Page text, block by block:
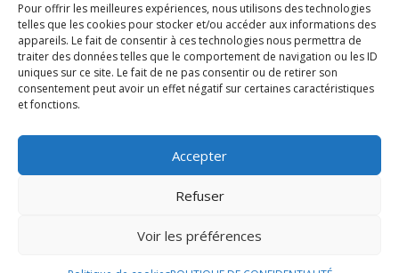
Pour offrir les meilleures expériences, nous utilisons des technologies
telles que les cookies pour stocker et/ou accéder aux informations des
appareils. Le fait de consentir à ces technologies nous permettra de
traiter des données telles que le comportement de navigation ou les ID
uniques sur ce site. Le fait de ne pas consentir ou de retirer son
consentement peut avoir un effet négatif sur certaines caractéristiques
et fonctions.
Accepter
Refuser
Voir les préférences
© M Development 2026– Mentions légales